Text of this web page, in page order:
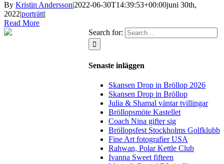
By Kristin Andersson|2022-06-30T14:39:53+00:00juni 30th,
2022|porträtt|
Read More
Search for:
Senaste inläggen
Skansen Drop in Bröllop 2026
Skansen Drop in Bröllop
Julia & Shamal väntar tvillingar
Bröllopsmöte Kastellet
Coach Nina gifter sig
Bröllopsfest Stockholms Golfklubb
Fine Art fotografier USA
Rahwan, Polar Kettle Club
Ivanna Sweet fifteen